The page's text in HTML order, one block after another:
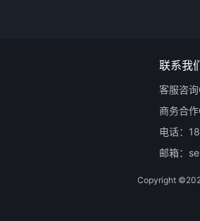
联系我
客服咨
商务合
电话：
邮箱：
Copyright